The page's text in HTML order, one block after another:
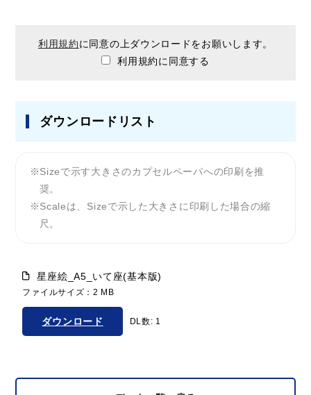
利用規約に同意の上ダウンロードをお願いします。
利用規約に同意する
ダウンロードリスト
Sizeで示す大きさのカプセルペーパへの印刷を推
奨。
Scaleは、Sizeで示した大きさに印刷した場合の縮
尺。
星座絵_A5_いて座(基本版)
ファイルサイズ：2 MB
ダウンロード DL数: 1